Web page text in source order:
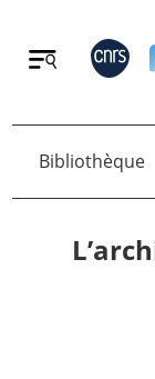
Retour
Retour
Bibliothèque